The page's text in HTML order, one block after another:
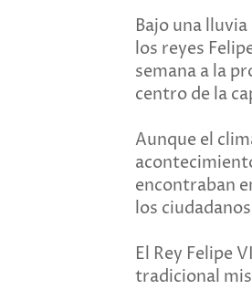
Bajo una
los reyes
semana a la
centro de la
Aunque el
encontraban
los
El Rey Felipe
tradicional